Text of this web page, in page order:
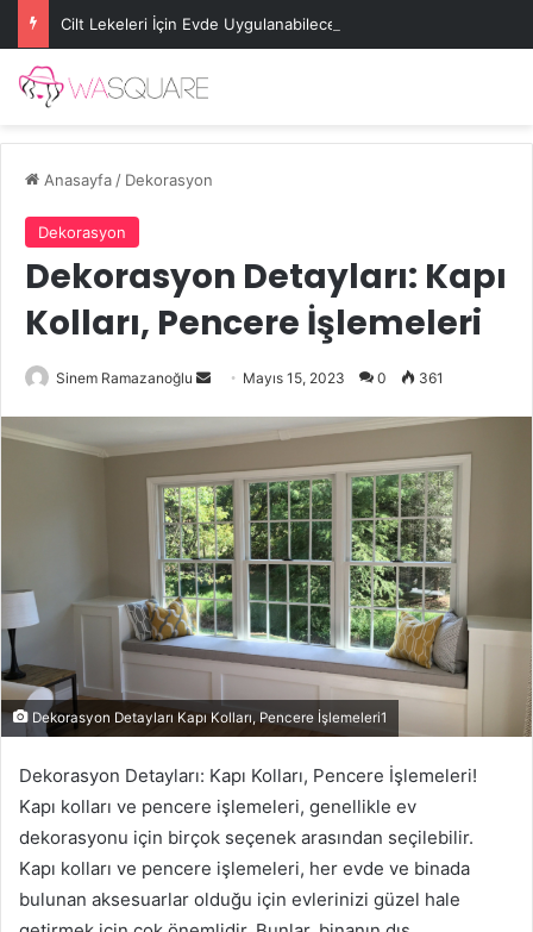
Cilt Lekeleri İçin Evde Uygulanabilecek Basit Maskeler
Anasayfa/ Dekorasyon
Dekorasyon
Dekorasyon Detayları: Kapı
Kolları, Pencere İşlemeleri
Sinem Ramazanoğlu
Bir
posta
Mayıs 15, 2023 0 361
Dekorasyon Detayları Kapı Kolları, Pencere İşlemeleri1
Dekorasyon Detayları: Kapı Kolları, Pencere İşlemeleri!
Kapı kolları ve pencere işlemeleri, genellikle ev
dekorasyonu için birçok seçenek arasından seçilebilir.
Kapı kolları ve pencere işlemeleri, her evde ve binada
bulunan aksesuarlar olduğu için evlerinizi güzel hale